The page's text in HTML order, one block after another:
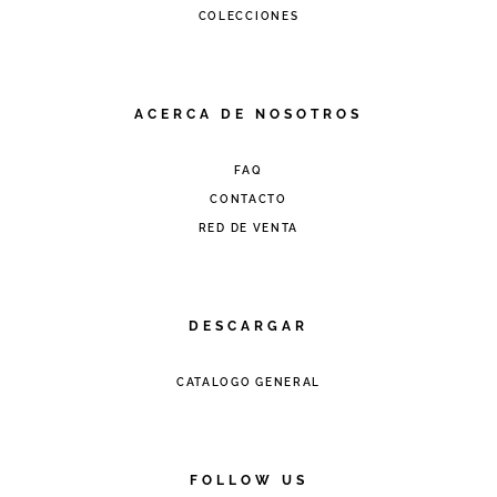
COLECCIONES
ACERCA DE NOSOTROS
FAQ
CONTACTO
RED DE VENTA
DESCARGAR
CATALOGO GENERAL
FOLLOW US